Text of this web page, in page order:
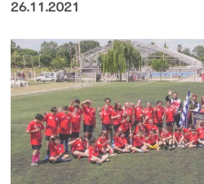
26.11.2021